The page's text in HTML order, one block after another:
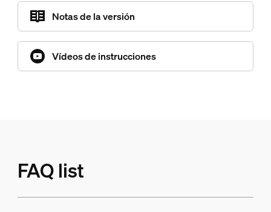
Notas de la versión
Vídeos de instrucciones
FAQ list